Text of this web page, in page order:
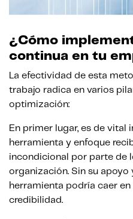
¿Cómo
continua en tu
La efectividad de esta
trabajo radica en varios
optimización:
En primer lugar, es de vital
herramienta y enfoque
incondicional por parte de
organización. Sin su apoyo
herramienta podría caer
credibilidad.